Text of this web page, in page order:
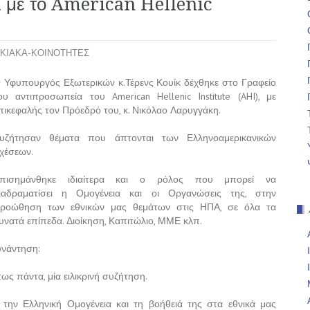
το American Hellenic
ΚΟΙΝΟΤΗΤΕΣ
Εξωτερικών κ.Τέρενς Κουίκ δέχθηκεστο Γραφείο
αντιπροσωπεία του American Hellenic Institute (AHI), με
τον Πρόεδρό του, κ. Νικόλαο Λαρυγγάκη.
θέματα που άπτονται των Ελληνοαμερικανικών
ιδιαίτερα και ο ρόλος που μπορεί να
η Ομογένεια και οι Οργανώσεις της, στην
των εθνικών μας θεμάτων στις ΗΠΑ, σε όλα τα
επίπεδα. Διοίκηση, Καπιτώλιο, ΜΜΕ κλπ.
πάντα, μία ειλικρινή συζήτηση.
Ελληνική Ομογένεια και τη βοήθειά της στα εθνικά μας